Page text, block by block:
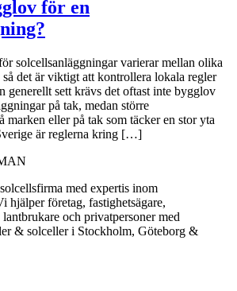
för en
solcellsanläggningar varierar mellan olika
det är viktigt att kontrollera lokala regler
generellt sett krävs det oftast inte bygglov
på tak, medan större
marken eller på tak som täcker en stor yta
är reglerna kring […]
med expertis inom
hjälper företag, fastighetsägare,
och privatpersoner med
& solceller i Stockholm, Göteborg &